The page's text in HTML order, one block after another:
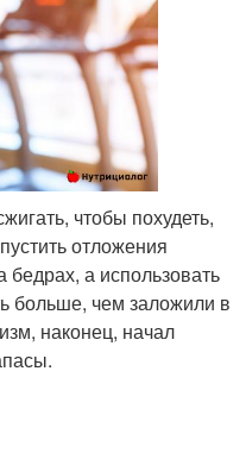
чтобы похудеть,
отложения
а использовать
больше, чем заложили в
наконец, начал